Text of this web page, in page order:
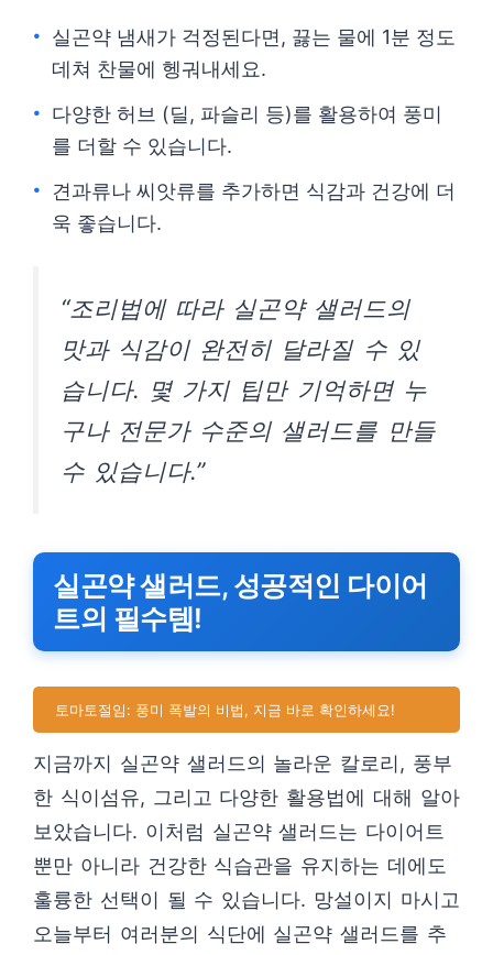
실곤약 냄새가 걱정된다면, 끓는 물에 1분 정도
데쳐 찬물에 헹궈내세요.
다양한 허브 (딜, 파슬리 등)를 활용하여 풍미
를 더할 수 있습니다.
견과류나 씨앗류를 추가하면 식감과 건강에 더
욱 좋습니다.
“조리법에 따라 실곤약 샐러드의
맛과 식감이 완전히 달라질 수 있
습니다. 몇 가지 팁만 기억하면 누
구나 전문가 수준의 샐러드를 만들
수 있습니다.”
실곤약 샐러드, 성공적인 다이어
트의 필수템!
토마토절임: 풍미 폭발의 비법, 지금 바로 확인하세요!
지금까지 실곤약 샐러드의 놀라운 칼로리, 풍부
한 식이섬유, 그리고 다양한 활용법에 대해 알아
보았습니다. 이처럼 실곤약 샐러드는 다이어트
뿐만 아니라 건강한 식습관을 유지하는 데에도
훌륭한 선택이 될 수 있습니다. 망설이지 마시고
오늘부터 여러분의 식단에 실곤약 샐러드를 추